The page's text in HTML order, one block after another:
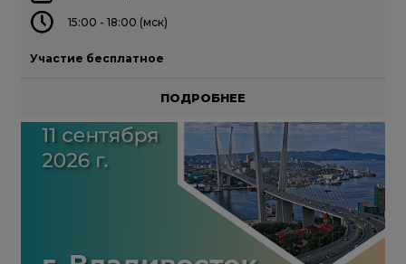
15:00 - 18:00 (мск)
Участие бесплатное
ПОДРОБНЕЕ